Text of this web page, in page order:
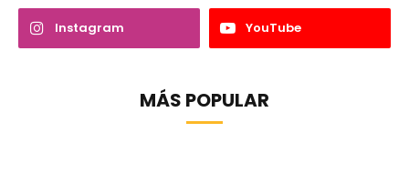
Instagram YouTube
MÁS POPULAR